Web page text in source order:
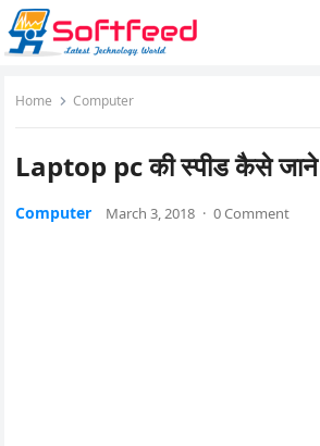
Home Computer
Laptop pc की स्पीड कैसे जाने
Computer March 3, 2018 · 0 Comment